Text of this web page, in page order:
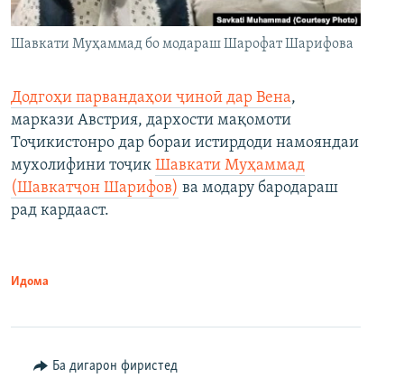
Шавкати Муҳаммад бо модараш Шарофат Шарифова
Додгоҳи парвандаҳои ҷиноӣ дар Вена,
маркази Австрия, дархости мақомоти
Тоҷикистонро дар бораи истирдоди намояндаи
мухолифини тоҷик Шавкати Муҳаммад
(Шавкатҷон Шарифов) ва модару бародараш
рад кардааст.
Идома
Ба дигарон фиристед